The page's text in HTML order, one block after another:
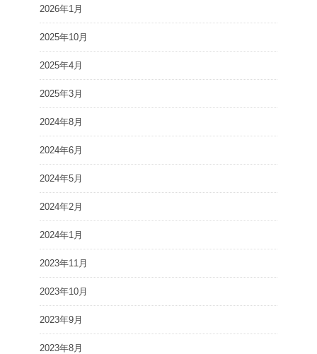
2026年1月
2025年10月
2025年4月
2025年3月
2024年8月
2024年6月
2024年5月
2024年2月
2024年1月
2023年11月
2023年10月
2023年9月
2023年8月